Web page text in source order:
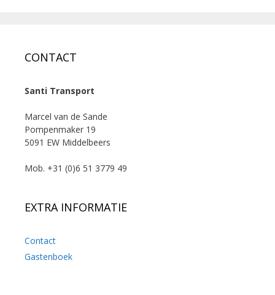
CONTACT
Santi Transport
Marcel van de Sande
Pompenmaker 19
5091 EW Middelbeers
Mob. +31 (0)6 51 3779 49
EXTRA INFORMATIE
Contact
Gastenboek